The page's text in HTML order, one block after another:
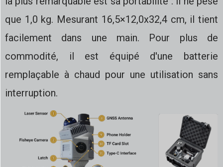
que 1,0 kg. Mesurant 16,5×12,0x32,4 cm, il tient
facilement dans une main. Pour plus de
commodité, il est équipé d'une batterie
remplaçable à chaud pour une utilisation sans
interruption.